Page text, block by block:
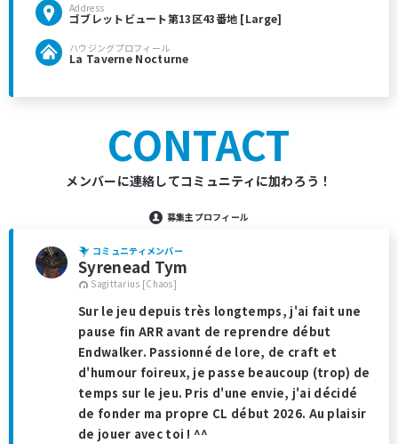
Address
ゴブレットビュート第13区43番地 [Large]
ハウジングプロフィール
La Taverne Nocturne
CONTACT
メンバーに連絡してコミュニティに加わろう！
募集主プロフィール
コミュニティメンバー
Syrenead Tym
Sagittarius [Chaos]
Sur le jeu depuis très longtemps, j'ai fait une
pause fin ARR avant de reprendre début
Endwalker. Passionné de lore, de craft et
d'humour foireux, je passe beaucoup (trop) de
temps sur le jeu. Pris d'une envie, j'ai décidé
de fonder ma propre CL début 2026. Au plaisir
de jouer avec toi ! ^^